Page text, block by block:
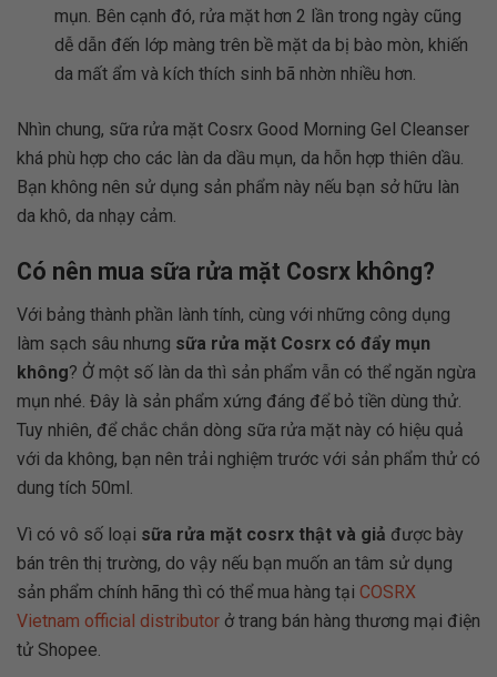
mụn. Bên cạnh đó, rửa mặt hơn 2 lần trong ngày cũng
dễ dẫn đến lớp màng trên bề mặt da bị bào mòn, khiến
da mất ẩm và kích thích sinh bã nhờn nhiều hơn.
Nhìn chung, sữa rửa mặt Cosrx Good Morning Gel Cleanser
khá phù hợp cho các làn da dầu mụn, da hỗn hợp thiên dầu.
Bạn không nên sử dụng sản phẩm này nếu bạn sở hữu làn
da khô, da nhạy cảm.
Có nên mua sữa rửa mặt Cosrx không?
Với bảng thành phần lành tính, cùng với những công dụng
làm sạch sâu nhưng sữa rửa mặt Cosrx có đẩy mụn
không? Ở một số làn da thì sản phẩm vẫn có thể ngăn ngừa
mụn nhé. Đây là sản phẩm xứng đáng để bỏ tiền dùng thử.
Tuy nhiên, để chắc chắn dòng sữa rửa mặt này có hiệu quả
với da không, bạn nên trải nghiệm trước với sản phẩm thử có
dung tích 50ml.
Vì có vô số loại sữa rửa mặt cosrx thật và giả được bày
bán trên thị trường, do vậy nếu bạn muốn an tâm sử dụng
sản phẩm chính hãng thì có thể mua hàng tại COSRX
Vietnam official distributor ở trang bán hàng thương mại điện
tử Shopee.